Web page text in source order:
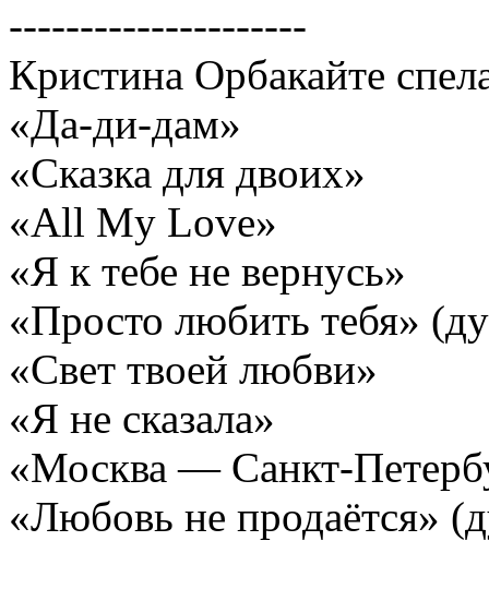
---------------------
Кристина Орбакайте
«Да-ди-дам»
«Сказка для двоих»
«All My Love»
«Я к тебе не вернусь»
«Просто любить тебя»
«Свет твоей любви»
«Я не сказала»
«Москва — Санкт-
«Любовь не продаётся»